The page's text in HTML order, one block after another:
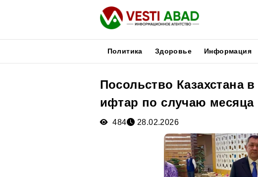
Политика Здоровье Информация
Посольство Казахстана
ифтар по случаю месяца
484 28.02.2026